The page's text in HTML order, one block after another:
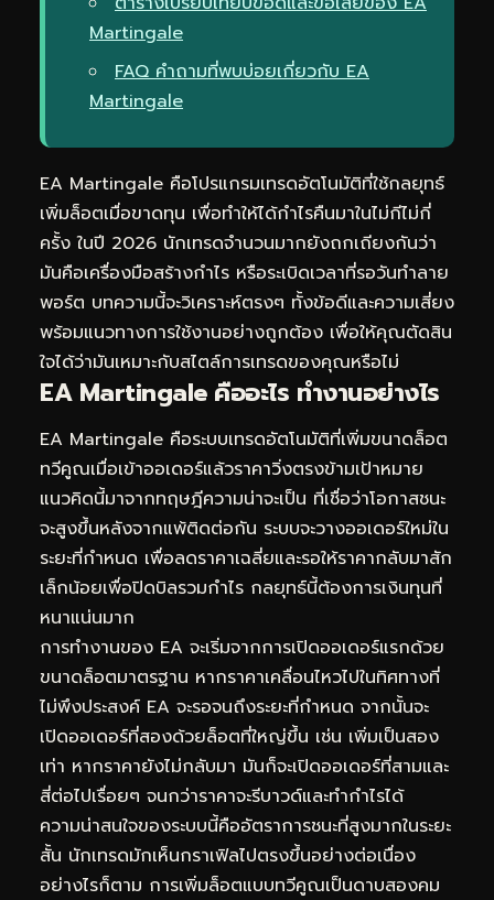
Martingale
FAQ คำถามที่พบบ่อยเกี่ยวกับ EA
Martingale
EA Martingale คือโปรแกรมเทรดอัตโนมัติที่ใช้กลยุทธ์
เพิ่มล็อตเมื่อขาดทุน เพื่อทำให้ได้กำไรคืนมาในไม่กีไม่กี่
ครั้ง ในปี 2026 นักเทรดจำนวนมากยังถกเถียงกันว่า
มันคือเครื่องมือสร้างกำไร หรือระเบิดเวลาที่รอวันทำลาย
พอร์ต บทความนี้จะวิเคราะห์ตรงๆ ทั้งข้อดีและความเสี่ยง
พร้อมแนวทางการใช้งานอย่างถูกต้อง เพื่อให้คุณตัดสิน
ใจได้ว่ามันเหมาะกับสไตล์การเทรดของคุณหรือไม่
EA Martingale คืออะไร ทำงานอย่างไร
EA Martingale คือระบบเทรดอัตโนมัติที่เพิ่มขนาดล็อต
ทวีคูณเมื่อเข้าออเดอร์แล้วราคาวิ่งตรงข้ามเป้าหมาย
แนวคิดนี้มาจากทฤษฎีความน่าจะเป็น ที่เชื่อว่าโอกาสชนะ
จะสูงขึ้นหลังจากแพ้ติดต่อกัน ระบบจะวางออเดอร์ใหม่ใน
ระยะที่กำหนด เพื่อลดราคาเฉลี่ยและรอให้ราคากลับมาสัก
เล็กน้อยเพื่อปิดบิลรวมกำไร กลยุทธ์นี้ต้องการเงินทุนที่
หนาแน่นมาก
การทำงานของ EA จะเริ่มจากการเปิดออเดอร์แรกด้วย
ขนาดล็อตมาตรฐาน หากราคาเคลื่อนไหวไปในทิศทางที่
ไม่พึงประสงค์ EA จะรอจนถึงระยะที่กำหนด จากนั้นจะ
เปิดออเดอร์ที่สองด้วยล็อตที่ใหญ่ขึ้น เช่น เพิ่มเป็นสอง
เท่า หากราคายังไม่กลับมา มันก็จะเปิดออเดอร์ที่สามและ
สี่ต่อไปเรื่อยๆ จนกว่าราคาจะรีบาวด์และทำกำไรได้
ความน่าสนใจของระบบนี้คืออัตราการชนะที่สูงมากในระยะ
สั้น นักเทรดมักเห็นกราเฟิลไปตรงขึ้นอย่างต่อเนื่อง
อย่างไรก็ตาม การเพิ่มล็อตแบบทวีคูณเป็นดาบสองคม